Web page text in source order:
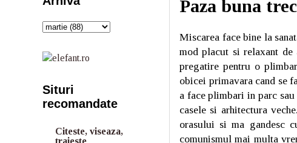
Paza buna
Miscarea face bine la
mod placut si relaxant
pregatire pentru o
obicei primavara cand se
a face plimbari in parc
casele si arhitectura
orasului si ma gandesc
comunismul mai multa
Situri
recomandate
Citeste, viseaza,
traieste